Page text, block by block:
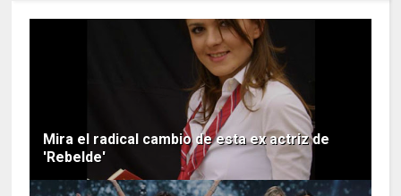
Mira el radical cambio de esta ex actriz de
'Rebelde'